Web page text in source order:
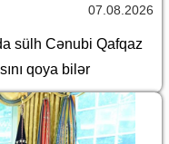
07.08.2026
sülh Cənubi Qafqaz
qoya bilər